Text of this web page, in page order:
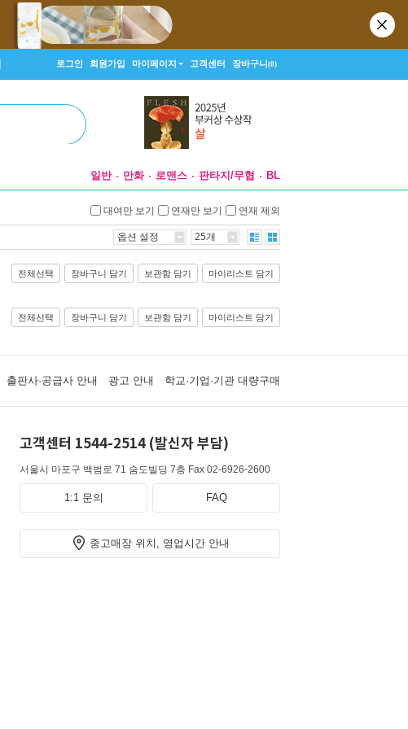
로그인 회원가입 마이페이지 고객센터 장바구니(0)
일반 만화 로맨스 판타지/무협 BL
대여만 보기 연재만 보기 연재 제외
옵션 설정 25개
전체선택 장바구니 담기 보관함 담기 마이리스트 담기
전체선택 장바구니 담기 보관함 담기 마이리스트 담기
출판사·공급사 안내 광고 안내 학교·기업·기관 대량구매
고객센터 1544-2514 (발신자 부담)
서울시 마포구 백범로 71 숨도빌딩 7층 Fax 02-6926-2600
1:1 문의 FAQ
중고매장 위치, 영업시간 안내